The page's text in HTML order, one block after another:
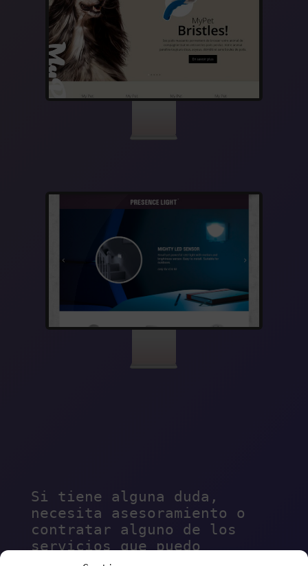
Si tiene alguna duda,
necesita asesoramiento o
contratar alguno de los
servicios que puedo